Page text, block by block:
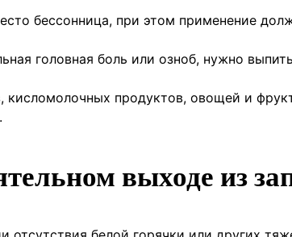
бессонница, при этом применение
головная боль или озноб, нужно
кисломолочных продуктов, овощей и
выходе из